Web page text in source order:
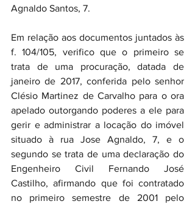
Agnaldo Santos, 7.
Em relação aos documentos juntados às
f. 104/105, verifico que o primeiro se
trata de uma procuração, datada de
janeiro de 2017, conferida pelo senhor
Clésio Martinez de Carvalho para o ora
apelado outorgando poderes a ele para
gerir e administrar a locação do imóvel
situado à rua Jose Agnaldo, 7, e o
segundo se trata de uma declaração do
Engenheiro Civil Fernando José
Castilho, afirmando que foi contratado
no primeiro semestre de 2001 pelo